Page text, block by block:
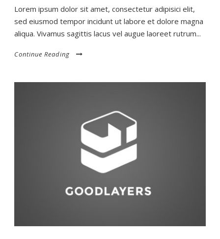
Lorem ipsum dolor sit amet, consectetur adipisici elit,
sed eiusmod tempor incidunt ut labore et dolore magna
aliqua. Vivamus sagittis lacus vel augue laoreet rutrum...
Continue Reading